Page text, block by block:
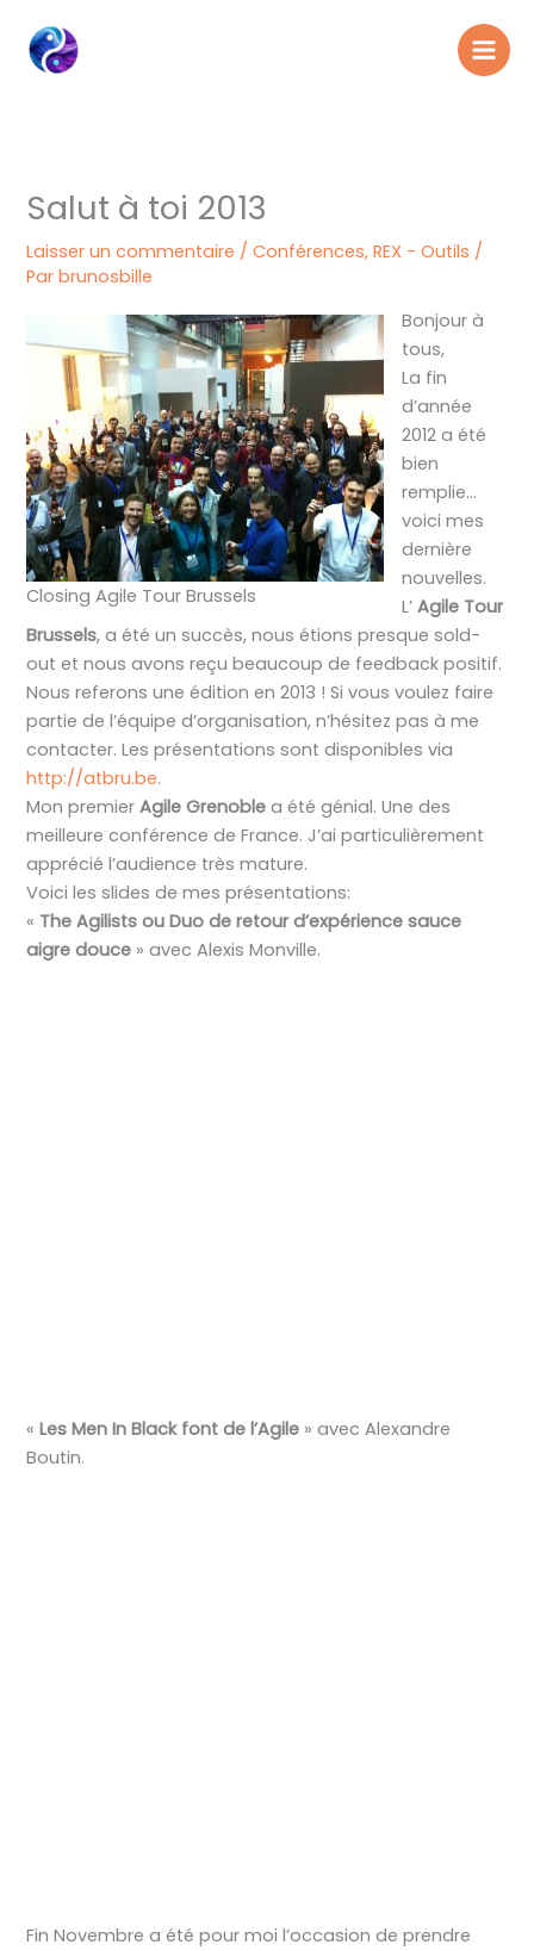
contenu
Salut à toi 2013
Laisser un commentaire /Conférences,REX - Outils /
Parbrunosbille
Closing Agile Tour Brussels
Bonjour à
tous,
La fin
d’année
2012 a été
bien
remplie…
voici mes
dernière
nouvelles.
L’Agile Tour
Brussels, a été un succès, nous étions presque sold-
out et nous avons reçu beaucoup de feedback positif.
Nous referons une édition en 2013 ! Si vous voulez faire
partie de l’équipe d’organisation, n’hésitez pas à me
contacter. Les présentations sont disponibles via
http://atbru.be.
Mon premierAgile Grenoble a été génial. Une des
meilleure conférence de France. J’ai particulièrement
apprécié l’audience très mature.
Voici les slides de mes présentations:
« The Agilists ou Duo de retour d’expérience sauce
aigre douce » avec Alexis Monville.
«Les Men In Black font de l’Agile » avec Alexandre
Boutin.
Fin Novembre a été pour moi l’occasion de prendre